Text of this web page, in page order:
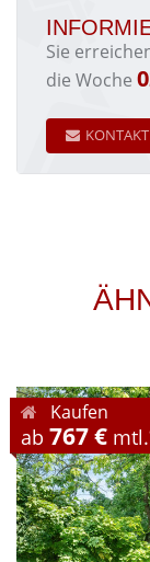
Sie
die Woche
Kaufen
ab 767 € mtl.